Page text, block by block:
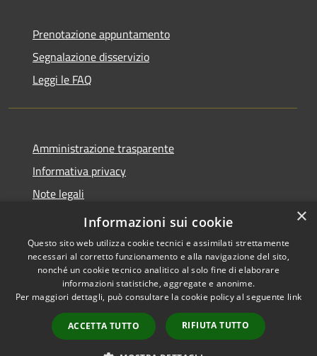
Prenotazione appuntamento
Segnalazione disservizio
Leggi le FAQ
Amministrazione trasparente
Informativa privacy
Note legali
Dichiarazione di accessibilità
Accessibilità
Copyright © 2026 • Comune di
Desio • Powered by
Municipium•
Accesso
redazione
×
Informazioni sui cookie
Questo sito web utilizza cookie tecnici e assimilati strettamente
necessari al corretto funzionamento e alla navigazione del sito,
nonché un cookie tecnico analitico al solo fine di elaborare
informazioni statistiche, aggregate e anonime.
Per maggiori dettagli, può consultare la cookie policy al seguente link
ACCETTA TUTTO RIFIUTA TUTTO